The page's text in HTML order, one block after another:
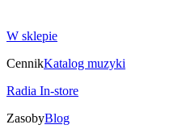
W sklepie
CennikKatalog muzyki
Radia In-store
ZasobyBlog